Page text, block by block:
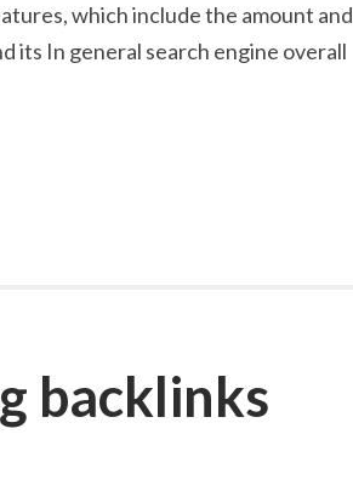
which include the amount and
its In general search engine overall
backlinks